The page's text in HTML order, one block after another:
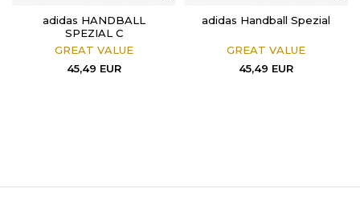
adidas HANDBALL
SPEZIAL C
GREAT VALUE
45,49 EUR
adidas Handball Spezial
GREAT VALUE
45,49 EUR